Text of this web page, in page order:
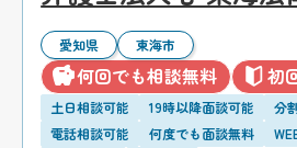
愛知県 東海市
何回でも相談無料 初
土日相談可能 19時以降面談可能
分
電話相談可能
何度でも面談無料